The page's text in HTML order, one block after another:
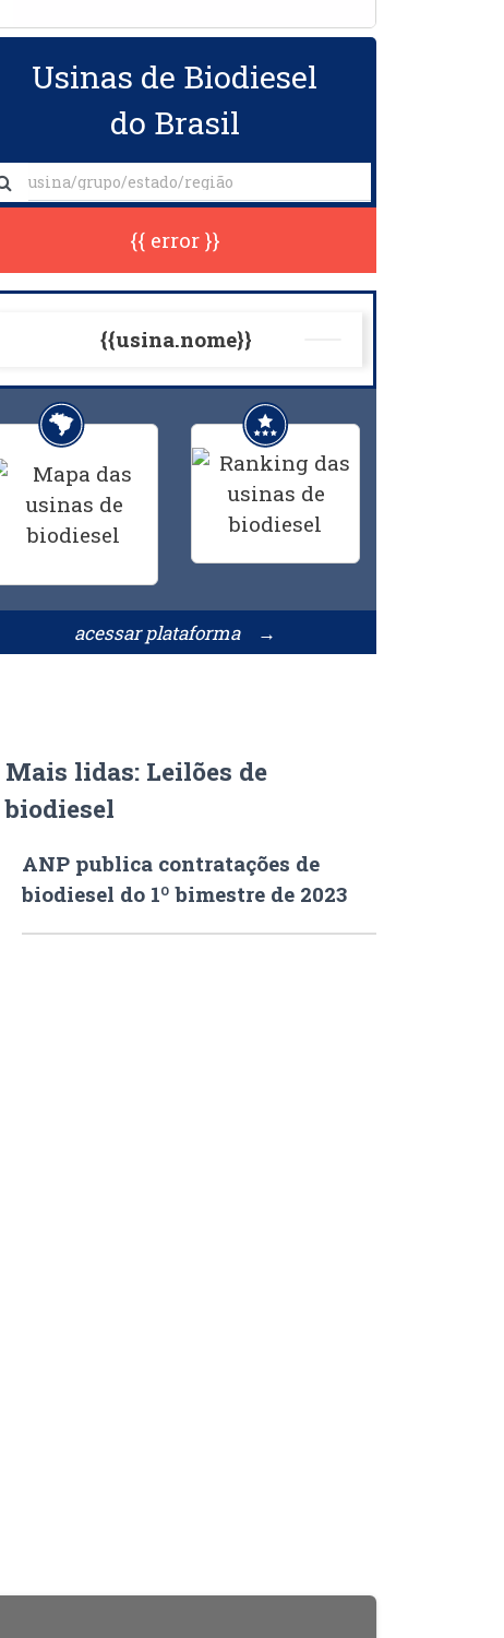
Usinas de Biodiesel
do Brasil
{{ error }}
{{usina.nome}}
acessar plataforma →
Mais lidas: Leilões de
biodiesel
ANP publica contratações de
biodiesel do 1º bimestre de 2023